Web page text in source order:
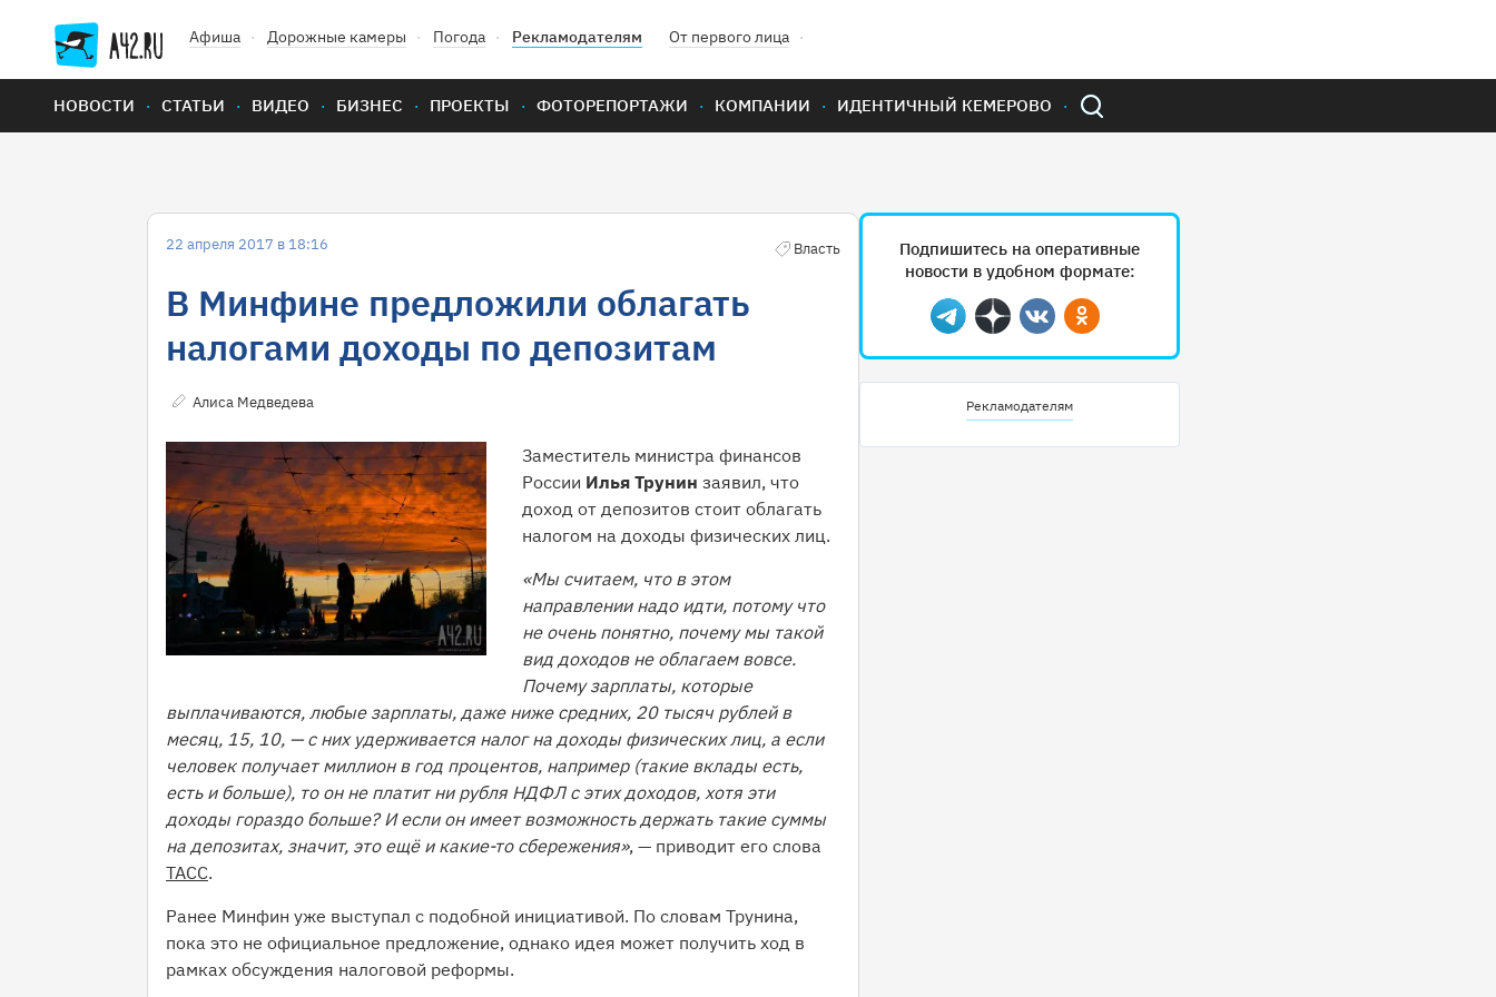
Афиша Дорожные камеры Погода Рекламодателям От первого лица
НОВОСТИ СТАТЬИ ВИДЕО БИЗНЕС ПРОЕКТЫ ФОТОРЕПОРТАЖИ КОМПАНИИ ИДЕНТИЧНЫЙ КЕМЕРОВО
22 апреля 2017 в 18:16 Власть
В Минфине предложили облагать
налогами доходы по депозитам
Алиса Медведева
Заместитель министра финансов
России Илья Трунин заявил, что
доход от депозитов стоит облагать
налогом на доходы физических лиц.
«Мы считаем, что в этом
направлении надо идти, потому что
не очень понятно, почему мы такой
вид доходов не облагаем вовсе.
Почему зарплаты, которые
выплачиваются, любые зарплаты, даже ниже средних, 20 тысяч рублей в
месяц, 15, 10, — с них удерживается налог на доходы физических лиц, а если
человек получает миллион в год процентов, например (такие вклады есть,
есть и больше), то он не платит ни рубля НДФЛ с этих доходов, хотя эти
доходы гораздо больше? И если он имеет возможность держать такие суммы
на депозитах, значит, это ещё и какие-то сбережения», — приводит его слова
ТАСС.
Ранее Минфин уже выступал с подобной инициативой. По словам Трунина,
пока это не официальное предложение, однако идея может получить ход в
рамках обсуждения налоговой реформы.
Подпишитесь на оперативные
новости в удобном формате:
Telegram
ДзенВконтактеОдноклассники
Рекламодателям